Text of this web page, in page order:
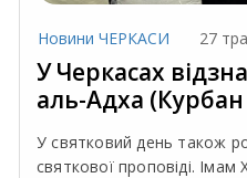
Новини ЧЕРКАСИ 27
У Черкасах
аль-Адха
У святковий день також
святкової проповіді. Імам